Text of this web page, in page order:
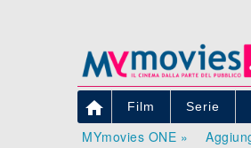
 Film Serie
MYmovies ONE »